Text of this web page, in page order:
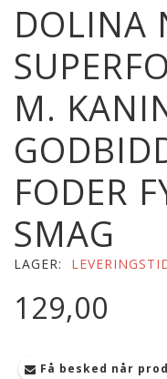
DOLINA
M.
FODER
SMAG
LAGER:
129,00
Få besked når